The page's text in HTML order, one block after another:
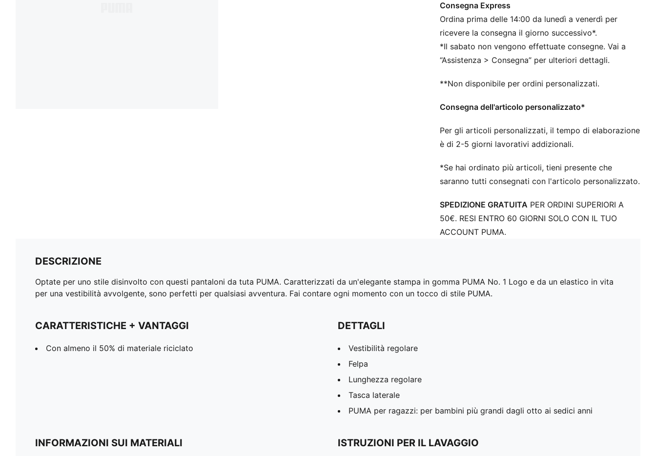
Consegna Express
Ordina prima delle 14:00 da lunedì a venerdì per
ricevere la consegna il giorno successivo*.
*Il sabato non vengono effettuate consegne. Vai a
“Assistenza > Consegna” per ulteriori dettagli.
**Non disponibile per ordini personalizzati.
Consegna dell'articolo personalizzato*
Per gli articoli personalizzati, il tempo di elaborazione
è di 2-5 giorni lavorativi addizionali.
*Se hai ordinato più articoli, tieni presente che
saranno tutti consegnati con l'articolo personalizzato.
SPEDIZIONE GRATUITA PER ORDINI SUPERIORI A
50€. RESI ENTRO 60 GIORNI SOLO CON IL TUO
ACCOUNT PUMA.
DESCRIZIONE
Optate per uno stile disinvolto con questi pantaloni da tuta PUMA. Caratterizzati da un'elegante stampa in gomma PUMA No. 1 Logo e da un elastico in vita
per una vestibilità avvolgente, sono perfetti per qualsiasi avventura. Fai contare ogni momento con un tocco di stile PUMA.
CARATTERISTICHE + VANTAGGI
Con almeno il 50% di materiale riciclato
DETTAGLI
Vestibilità regolare
Felpa
Lunghezza regolare
Tasca laterale
PUMA per ragazzi: per bambini più grandi dagli otto ai sedici anni
INFORMAZIONI SUI MATERIALI ISTRUZIONI PER IL LAVAGGIO